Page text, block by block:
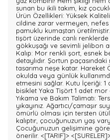
sunan bu ikili takım, kız
Ürün Özellikleri: Yüksek
cildine zarar vermeyen,
pamuklu kumaştan
tişört üzerinde canlı
gökkuşağı ve sevimli jelibon
Kalıp: Mor renkli şort, esnek
detaylıdır. Şortun
tasarıma neşe katar. Hareket
okulda veya günlük
etmesini sağlar. Kutu İçeriği: 1
bisiklet Yaka Tişört 1 adet mor
Yıkama ve Bakım Talimatı:
yıkayınız. Ağartıcı/çamaşır
ömürlü olması için tersten
kalıptır, çocuğunuzun yaş
Çocuğunuzun gelişimine
önerilir. <[TARIF]>